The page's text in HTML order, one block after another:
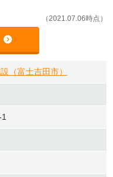
（2021.07.06時点）
（富士吉田市）